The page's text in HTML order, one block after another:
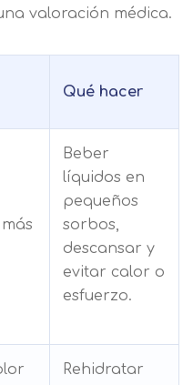
valoración médica.
Qué hacer
Beber
líquidos en
pequeños
sorbos,
descansar y
evitar calor o
esfuerzo.
Rehidratar